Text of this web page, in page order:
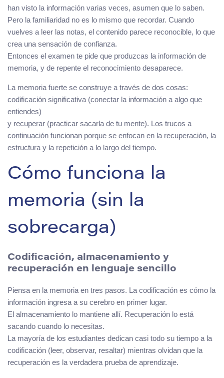
han visto la información varias veces, asumen que lo saben.
Pero la familiaridad no es lo mismo que recordar. Cuando
vuelves a leer las notas, el contenido parece reconocible, lo que
crea una sensación de confianza.
Entonces el examen te pide que produzcas la información de
memoria, y de repente el reconocimiento desaparece.
La memoria fuerte se construye a través de dos cosas:
codificación significativa (conectar la información a algo que
entiendes)
y recuperar (practicar sacarla de tu mente). Los trucos a
continuación funcionan porque se enfocan en la recuperación, la
estructura y la repetición a lo largo del tiempo.
Cómo funciona la
memoria (sin la
sobrecarga)
Codificación, almacenamiento y
recuperación en lenguaje sencillo
Piensa en la memoria en tres pasos. La codificación es cómo la
información ingresa a su cerebro en primer lugar.
El almacenamiento lo mantiene allí. Recuperación lo está
sacando cuando lo necesitas.
La mayoría de los estudiantes dedican casi todo su tiempo a la
codificación (leer, observar, resaltar) mientras olvidan que la
recuperación es la verdadera prueba de aprendizaje.